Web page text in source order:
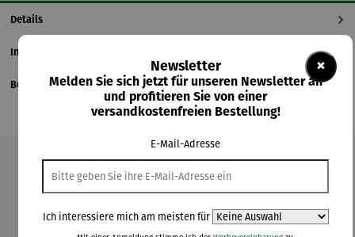
Details
Informationen zum Hersteller
Bewertungen
Produktgalerie überspringen
Kunden kauften auch
×
Newsletter
Melden Sie sich jetzt für unseren Newsletter an
und profitieren Sie von einer
versandkostenfreien Bestellung!
E-Mail-Adresse
Ich interessiere mich am meisten für